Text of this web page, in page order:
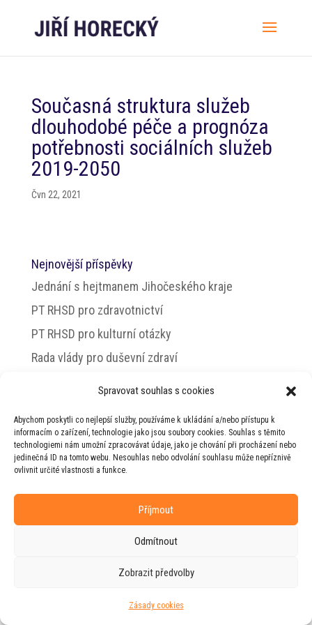
Spravovat souhlas s cookies
Abychom poskytli co nejlepší služby, používáme k ukládání a/nebo přístupu k
informacím o zařízení, technologie jako jsou soubory cookies. Souhlas s těmito
technologiemi nám umožní zpracovávat údaje, jako je chování při procházení nebo
jedinečná ID na tomto webu. Nesouhlas nebo odvolání souhlasu může nepříznivě
ovlivnit určité vlastnosti a funkce.
Příjmout
Odmítnout
Zobrazit předvolby
Zásady cookies
Současná struktura služeb
dlouhodobé péče a prognóza
potřebnosti sociálních služeb
2019-2050
Čvn 22, 2021
Nejnovější příspěvky
Jednání s hejtmanem Jihočeského kraje
PT RHSD pro zdravotnictví
PT RHSD pro kulturní otázky
Rada vlády pro duševní zdraví
© 2026 Jiří Horecký – Osobní stránky Jiřího
Horeckého
Web vytvořila firma